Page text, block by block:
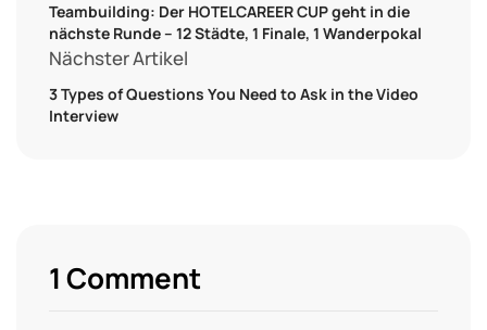
Teambuilding: Der HOTELCAREER CUP geht in die
nächste Runde – 12 Städte, 1 Finale, 1 Wanderpokal
Nächster Artikel
3 Types of Questions You Need to Ask in the Video
Interview
1 Comment